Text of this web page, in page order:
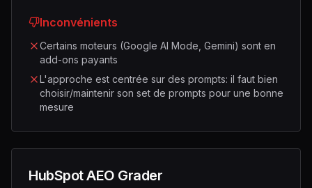
Inconvénients
Certains moteurs (Google AI Mode, Gemini) sont en
add-ons payants
L'approche est centrée sur des prompts: il faut bien
choisir/maintenir son set de prompts pour une bonne
mesure
HubSpot AEO Grader